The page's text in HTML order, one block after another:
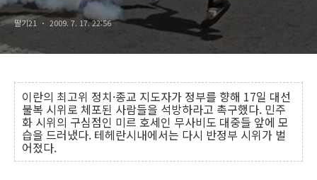
딸기21 2009. 7. 17. 22:56
이란의 최고위 정치·종교 지도자가 정부를 향해 17일 대선
불복 시위로 체포된 사람들을 석방하라고 촉구했다. 민주
화 시위의 구심점인 미르 호세인 무사비도 대중들 앞에 모
습을 드러냈다. 테헤란시내에서는 다시 반정부 시위가 벌
어졌다.